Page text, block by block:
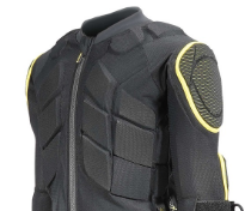
ブランド一覧
特集一覧
RIDE LIFE MAGAZINE一
覧
スタッフスナップ
中古/アウトレット サー
フ
中古/アウトレット スノ
ー